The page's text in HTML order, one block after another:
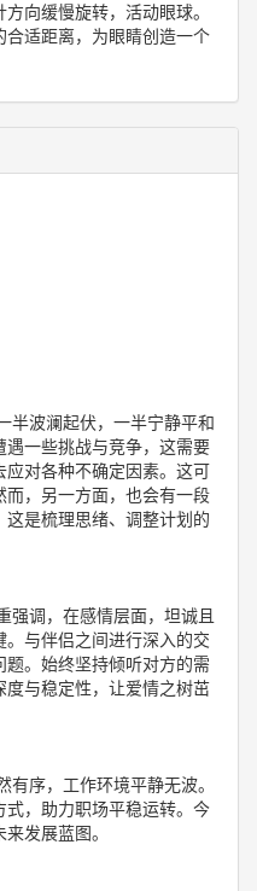
向缓慢旋转，活动眼球。
适距离，为眼睛创造一个
半波澜起伏，一半宁静平和
一些挑战与竞争，这需要
对各种不确定因素。这可
，另一方面，也会有一段
是梳理思绪、调整计划的
强调，在感情层面，坦诚且
与伴侣之间进行深入的交
。始终坚持倾听对方的需
与稳定性，让爱情之树茁
有序，工作环境平静无波。
，助力职场平稳运转。今
发展蓝图。